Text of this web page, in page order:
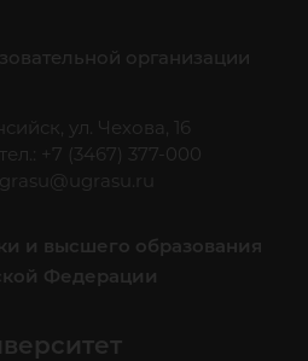
организации
ул. Чехова, 16
+7 (3467) 377-000
и высшего образования
Федерации